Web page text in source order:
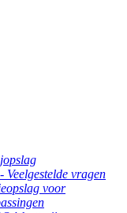
vragen
voor